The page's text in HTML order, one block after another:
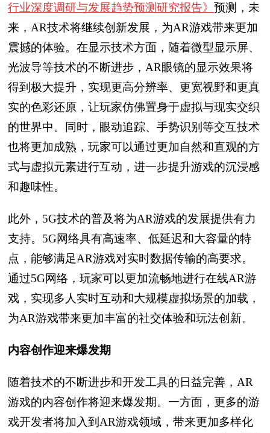
行业深度调研与发展趋势预测研究报告》 预测，未
来，AR技术将继续创新发展，为AR游戏带来更加
震撼的体验。在显示技术方面，随着微型显示屏、
光波导等技术的不断进步，AR眼镜的显示效果将
得到极大提升，实现更高分辨率、更宽视野和更真
实的色彩还原，让玩家仿佛置身于虚拟与现实交织
的世界中。同时，眼动追踪、手势识别等交互技术
也将更加成熟，玩家可以通过更加自然和直观的方
式与虚拟元素进行互动，进一步提升游戏的沉浸感
和趣味性。
此外，5G技术的普及将为AR游戏的发展提供有力
支持。5G网络具有高速率、低延迟和大容量的特
点，能够满足AR游戏对实时数据传输的高要求。
通过5G网络，玩家可以更加流畅地进行在线AR游
戏，实现多人实时互动和大规模虚拟场景的加载，
为AR游戏带来更加丰富的社交体验和玩法创新。
内容创作迎来爆发期
随着技术的不断进步和开发工具的日益完善，AR
游戏的内容创作将迎来爆发期。一方面，更多的游
戏开发者将加入到AR游戏领域，带来更加多样化